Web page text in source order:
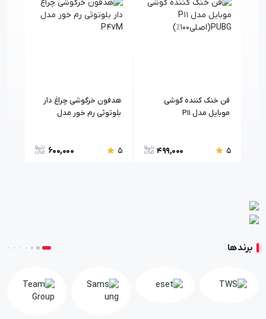
فن خنک کننده گوشی
موبایل مدل P11
5
499,000
هدفون خرگوشی چراغ دار
بلوتوثی رم خور مدل
5
600,000
برند ها